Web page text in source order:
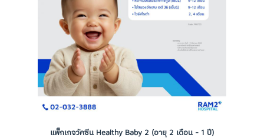
แพ็กเกจวัคซีน Healthy Baby 2 (อายุ 2 เดือน - 1 ปี)